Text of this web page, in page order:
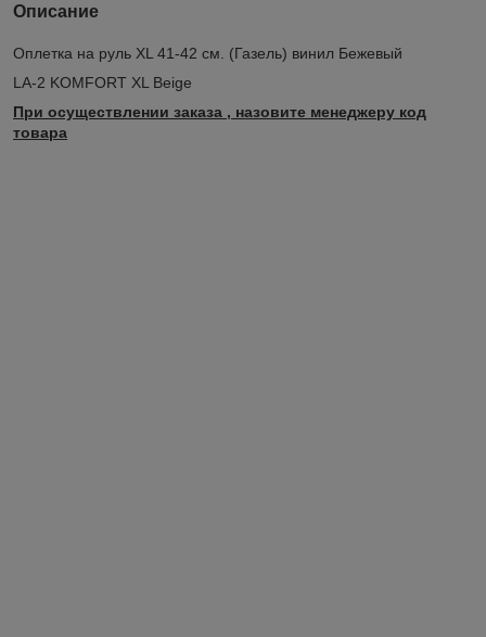
Описание
Оплетка на руль XL 41-42 см. (Газель) винил Бежевый
LA-2 KOMFORT XL Beige
При осуществлении заказа , назовите менеджеру код
товара